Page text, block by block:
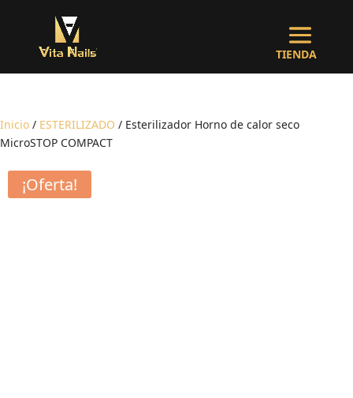
Inicio / ESTERILIZADO / Esterilizador Horno de calor seco
MicroSTOP COMPACT
¡Oferta!